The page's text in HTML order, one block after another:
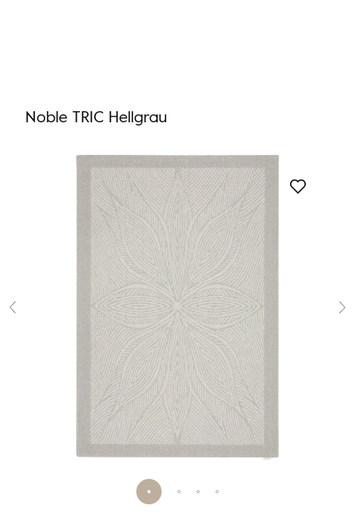
Noble TRIC Hellgrau